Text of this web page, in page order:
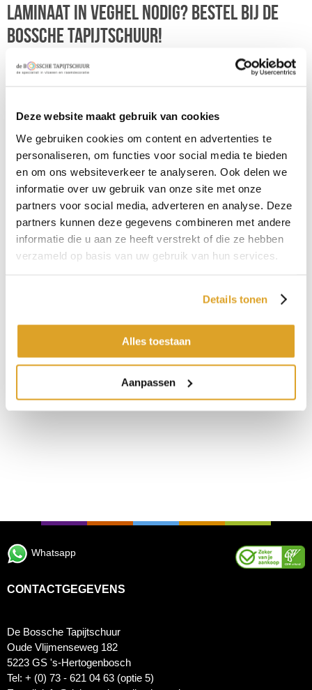
Deze website maakt gebruik van cookies
We gebruiken cookies om content en advertenties te
personaliseren, om functies voor social media te bieden
en om ons websiteverkeer te analyseren. Ook delen we
informatie over uw gebruik van onze site met onze
partners voor social media, adverteren en analyse. Deze
partners kunnen deze gegevens combineren met andere
informatie die u aan ze heeft verstrekt of die ze hebben
verzameld op basis van uw gebruik van hun services.
Details tonen
Alles toestaan
Aanpassen
Laminaat in Veghel nodig? Bestel bij de
Bossche Tapijtschuur!
De Bossche Tapijtschuur legt tevens laminaat in Veghel, omdat
wij binnen een straal van 30 km van ons vestigingsadres werken.
laminaat eenvoudig in onze webshop.
Vragen? Neemcontactmet ons op of stel je ze gerust tijdens uw
bezoek. Onze laminaat specialisten helpen u graag verder.
Whatsapp
CONTACTGEGEVENS
De Bossche Tapijtschuur
Oude Vlijmenseweg 182
5223 GS 's-Hertogenbosch
Tel: + (0) 73 - 621 04 63 (optie 5)